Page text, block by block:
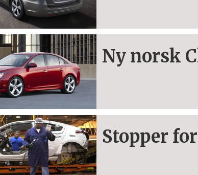
Ny norsk
Stopper